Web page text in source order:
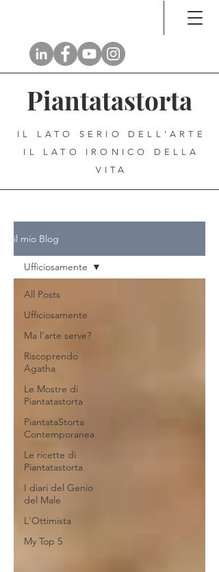
Piantatastorta
IL LATO SERIO DELL'ARTE
IL LATO IRONICO DELLA
VITA
il mio Blog
All Posts
Ufficiosamente
Ma l'arte serve?
Riscoprendo
Agatha
Le Mostre di
Piantatastorta
PiantataStorta
Contemporanea
Le ricette di
Piantatastorta
I diari del Genio
del Male
L'Ottimista
My Top 5
Ufficiosamente